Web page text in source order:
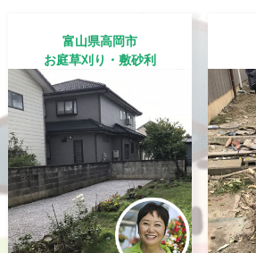
富山県高岡市
お庭草刈り・敷砂利